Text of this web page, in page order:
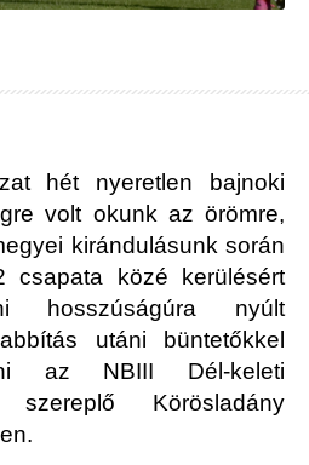
hét nyeretlen bajnoki
volt okunk az örömre,
kirándulásunk során
csapata közé kerülésért
hosszúságúra nyúlt
utáni büntetőkkel
az NBIII Dél-keleti
Körösladány